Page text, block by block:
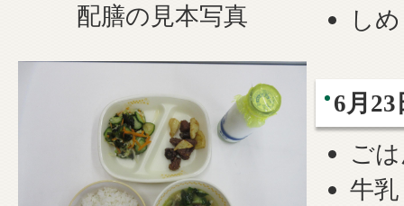
配膳の見本写真
し
6月23
ご
牛乳